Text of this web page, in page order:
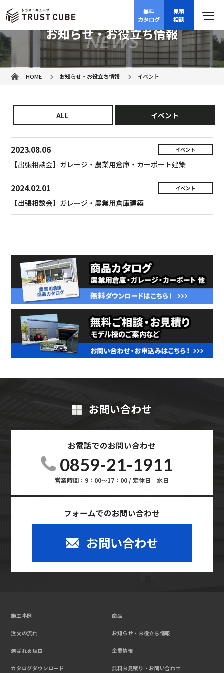
無料
カタログ
見積
相談
お知らせ・お役立ち情報
NEWS
HOME お知らせ・お役立ち情報 イベント
ALL イベント
2023.08.06 イベント
【出張相談会】ガレージ・農業用倉庫・カーポート建築
2024.02.01 イベント
【出張相談会】ガレージ・農業用倉庫建築
お問い合わせ
お電話でのお問い合わせ
0859-21-1911
営業時間：9：00～17：00 / 定休日 水日
フォームでのお問い合わせ
お問い合わせ
施工事例 商品
注文の流れ お知らせ・お役立ち情報
選ばれる理由 企業情報
カタログダウンロード 無料お見積り・お問い合わせ